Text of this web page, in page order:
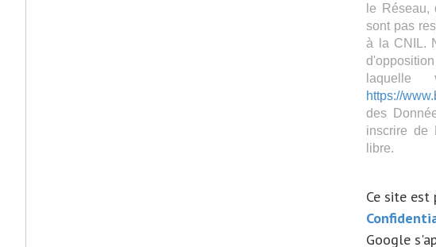
le Réseau,
sont pas
à la CNIL.
https://
des
inscrire de
libre.
Ce site est
Google